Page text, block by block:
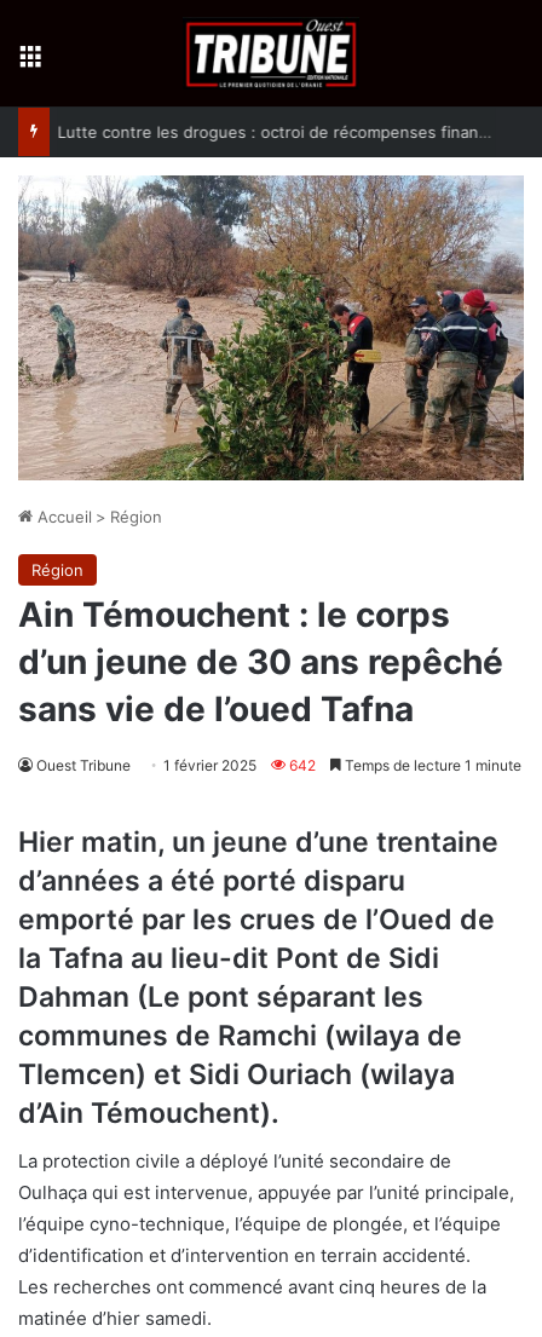
Lutte contre les drogues : octroi de récompenses financières aux dénonciateurs de trafiquants
Accueil > Région
Région
Ain Témouchent : le corps
d’un jeune de 30 ans repêché
sans vie de l’oued Tafna
Ouest Tribune 1 février 2025 642 Temps de lecture 1 minute
Hier matin, un jeune d’une trentaine
d’années a été porté disparu
emporté par les crues de l’Oued de
la Tafna au lieu-dit Pont de Sidi
Dahman (Le pont séparant les
communes de Ramchi (wilaya de
Tlemcen) et Sidi Ouriach (wilaya
d’Ain Témouchent).
La protection civile a déployé l’unité secondaire de
Oulhaça qui est intervenue, appuyée par l’unité principale,
l’équipe cyno-technique, l’équipe de plongée, et l’équipe
d’identification et d’intervention en terrain accidenté.
Les recherches ont commencé avant cinq heures de la
matinée d’hier samedi.